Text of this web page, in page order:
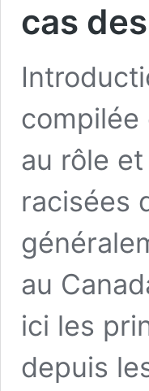
cas
compilée
au rôle
racisées
au
ici les
depuis